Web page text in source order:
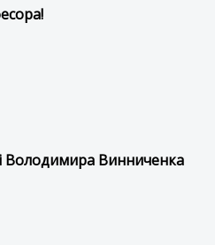
Володимира Винниченка